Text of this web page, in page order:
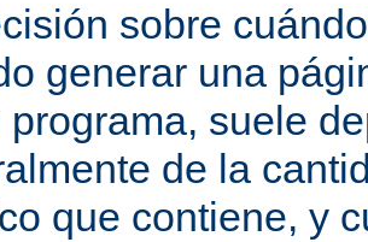
sobre
generar una
programa, suele
de la
que contiene, y